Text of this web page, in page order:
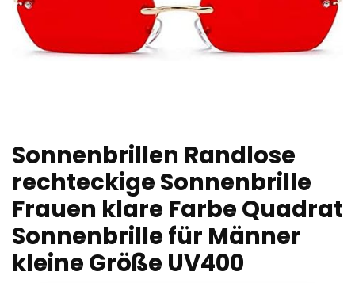
Sonnenbrillen Randlose
rechteckige Sonnenbrille
Frauen klare Farbe Quadrat
Sonnenbrille für Männer
kleine Größe UV400